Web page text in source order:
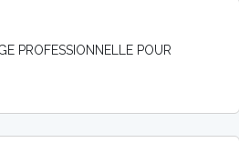
PROFESSIONNELLE POUR